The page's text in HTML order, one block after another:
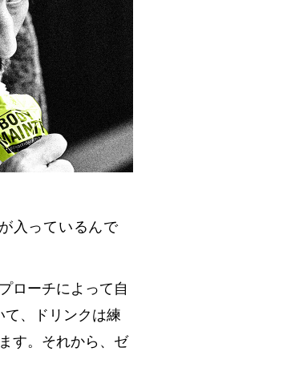
入っているんで
ローチによって自
、ドリンクは練
す。それから、ゼ